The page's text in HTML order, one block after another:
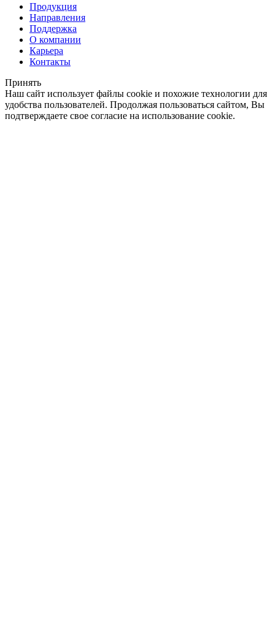
Продукция
Направления
Поддержка
О компании
Карьера
Контакты
Принять
Наш сайт использует файлы cookie и похожие технологии для
удобства пользователей. Продолжая пользоваться сайтом, Вы
подтверждаете свое согласие на использование cookie.